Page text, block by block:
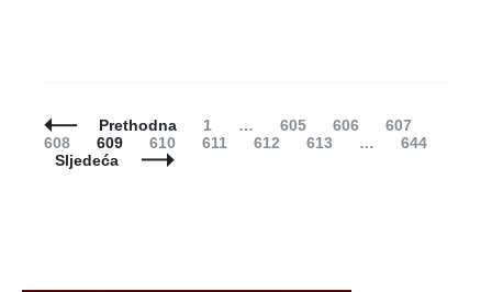
Posts
Navigation
Prethodna Page
1 … Page
605 Page
606 Page
607
608
Page
609 Page
610 Page
611 Page
612 Page
613 … Page
644
Sljedeća